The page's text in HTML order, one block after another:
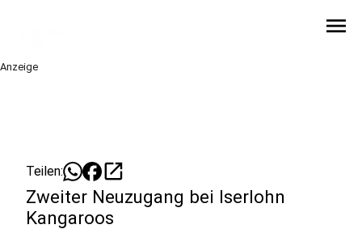
menu
Anzeige
Teilen: open_in_new
Zweiter Neuzugang bei Iserlohn
Kangaroos